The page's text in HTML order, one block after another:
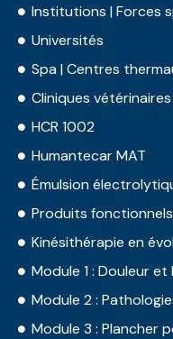
Institutions | Forces
Universités
Spa | Centres
Cliniques vétérinaires
HCR 1002
Humantecar MAT
Émulsion
Produits
Kinésithérapie en
Module 1 : Douleur
Module 2 :
Module 3 : Plancher